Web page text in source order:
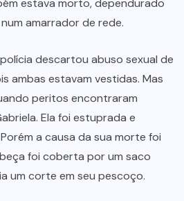
amarrador de rede.
descartou abuso sexual de
ambas estavam vestidas. Mas
peritos encontraram
Ela foi estuprada e
a causa da sua morte foi
foi coberta por um saco
um corte em seu pescoço.